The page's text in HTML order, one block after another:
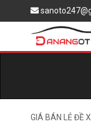
GIÁ BÁN LẺ ĐỀ